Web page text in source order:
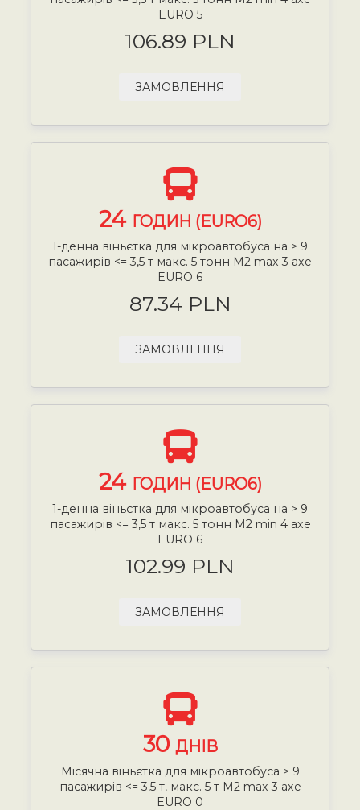
EURO 5
106.89 PLN
ЗАМОВЛЕННЯ
24 ГОДИН (EURO6)
1-денна віньєтка для мікроавтобуса на > 9
пасажирів <= 3,5 т макс. 5 тонн М2 max 3 axe
EURO 6
87.34 PLN
ЗАМОВЛЕННЯ
24 ГОДИН (EURO6)
1-денна віньєтка для мікроавтобуса на > 9
пасажирів <= 3,5 т макс. 5 тонн М2 min 4 axe
EURO 6
102.99 PLN
ЗАМОВЛЕННЯ
30 ДНІВ
Місячна віньєтка для мікроавтобуса > 9
пасажирів <= 3,5 т, макс. 5 т М2 max 3 axe
EURO 0